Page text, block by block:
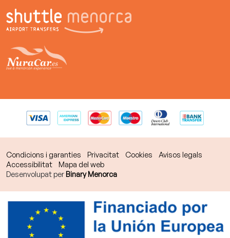
Condicions i garanties Privacitat Cookies
Avisos legals
Accessibilitat
Mapa del web
Desenvolupat per Binary Menorca